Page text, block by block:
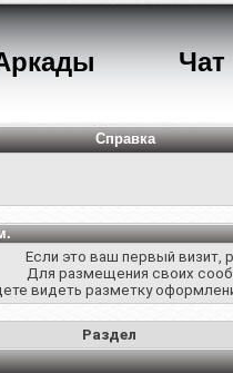
Чат
Справка
Если это ваш первый визит,
Для размещения своих
видеть разметку
Раздел